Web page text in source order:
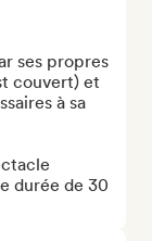
ses propres
couvert) et
à sa
durée de 30